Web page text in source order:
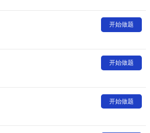
开始做题
开始做题
开始做题